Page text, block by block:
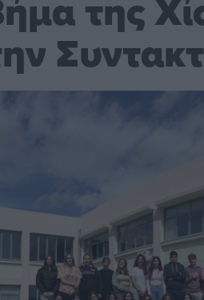
της